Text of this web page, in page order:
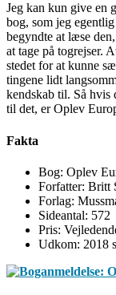
Jeg kan kun give en
bog, som jeg
begyndte at læse
at tage på togrejser.
stedet for at kunne
tingene lidt
kendskab til. Så hvis
til det, er Oplev
Fakta
Bog: Oplev
Forfatter: Britt
Forlag:
Sideantal: 572
Pris:
Udkom: 2018